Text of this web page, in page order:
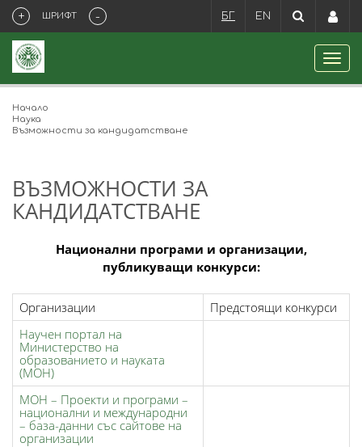
+ ШРИФТ - БГ EN
Начало
Наука
Възможности за кандидатстване
ВЪЗМОЖНОСТИ ЗА
КАНДИДАТСТВАНЕ
Национални програми и организации,
публикуващи конкурси:
Организации
Предстоящи конкурси
Научен портал на
Министерство на
образованието и науката
(МОН)
МОН – Проекти и програми –
национални и международни
– база-данни със сайтове на
организации